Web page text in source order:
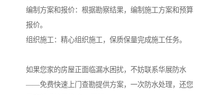
编制方案和报价：根据勘察结果，编制施工方案和预算
报价。
组织施工：精心组织施工，保质保量完成施工任务。
如果您家的房屋正面临漏水困扰，不妨联系华展防水
——免费快速上门查勘提供方案，一次防水处理，还您